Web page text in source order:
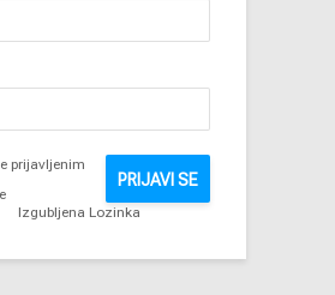
prijavljenim
PRIJAVI SE
Izgubljena Lozinka